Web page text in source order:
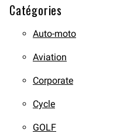
Catégories
Auto-moto
Aviation
Corporate
Cycle
GOLF